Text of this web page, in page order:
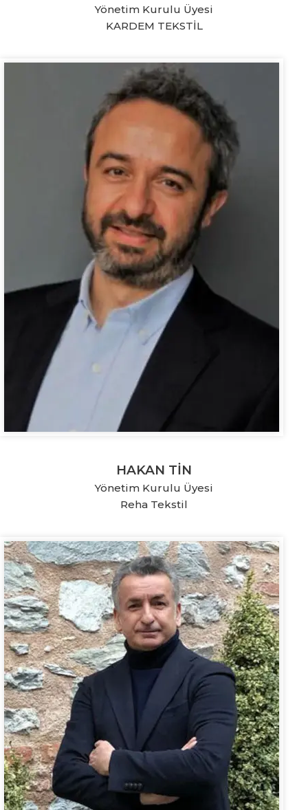
Yönetim Kurulu Üyesi
KARDEM TEKSTİL
HAKAN TİN
Yönetim Kurulu Üyesi
Reha Tekstil